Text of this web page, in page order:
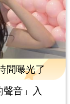
間曝光了
音」入